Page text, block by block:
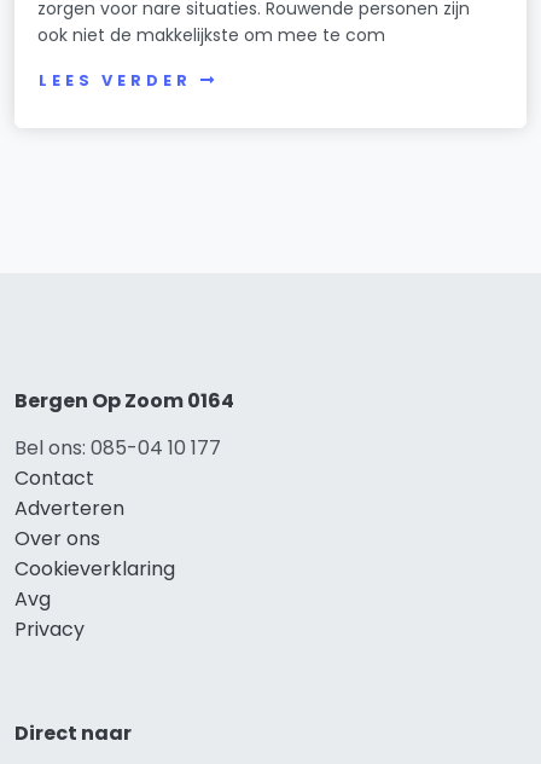
zorgen voor nare situaties. Rouwende personen zijn
ook niet de makkelijkste om mee te com
LEES VERDER
Bergen Op Zoom 0164
Bel ons: 085-04 10 177
Contact
Adverteren
Over ons
Cookieverklaring
Avg
Privacy
Direct naar